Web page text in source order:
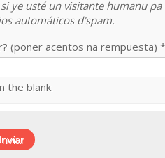
ye usté un visitante humanu pa
automáticos d'spam.
(poner acentos na rempuesta) *
the blank.